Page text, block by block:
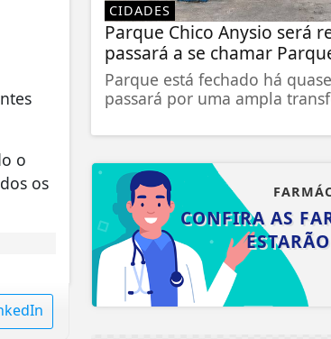
o
os
CIDADES
Parque Chico Anysio será
passará a se chamar
Parque está fechado há
passará por uma ampla
CONFIRA AS